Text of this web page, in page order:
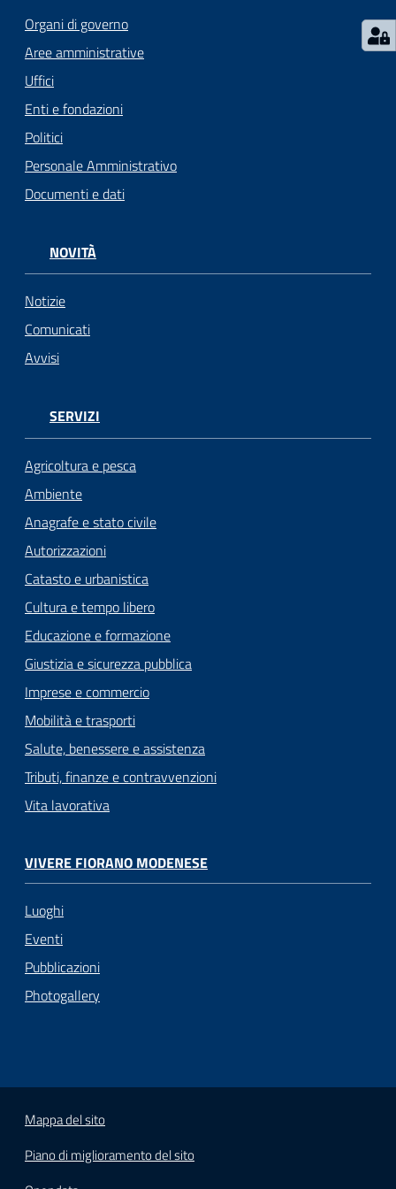
Seguici
su
Organi di governo
Aree amministrative
Uffici
Enti e fondazioni
Politici
Personale Amministrativo
Documenti e dati
NOVITÀ
Notizie
Comunicati
Avvisi
SERVIZI
Agricoltura e pesca
Ambiente
Anagrafe e stato civile
Autorizzazioni
Catasto e urbanistica
Cultura e tempo libero
Educazione e formazione
Giustizia e sicurezza pubblica
Imprese e commercio
Mobilità e trasporti
Salute, benessere e assistenza
Tributi, finanze e contravvenzioni
Vita lavorativa
VIVERE FIORANO MODENESE
Luoghi
Eventi
Pubblicazioni
Photogallery
Mappa del sito
Piano di miglioramento del sito